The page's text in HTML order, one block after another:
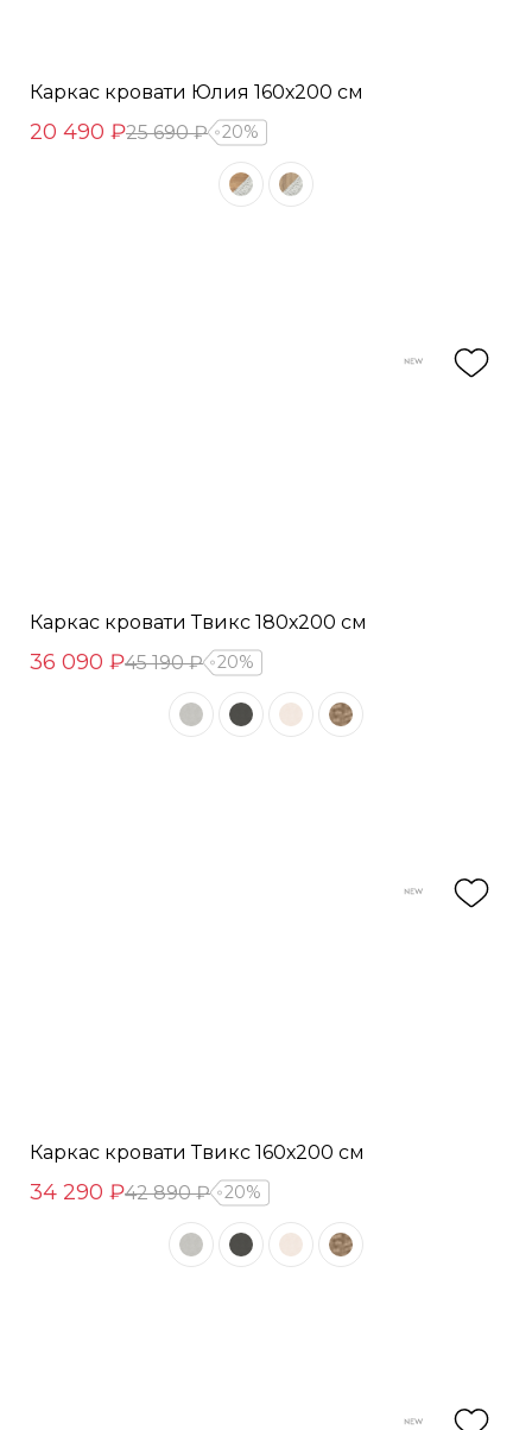
Каркас кровати Юлия 160х200 см
20 490 ₽25 690 ₽ 20%
Каркас кровати Твикс 180х200 см
36 090 ₽45 190 ₽ 20%
Каркас кровати Твикс 160х200 см
34 290 ₽42 890 ₽ 20%